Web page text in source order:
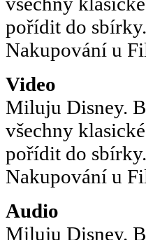
pořídit do
Nakupování u
Video
Miluju Disney.
všechny
pořídit do
Nakupování u
Audio
Miluju Disney.